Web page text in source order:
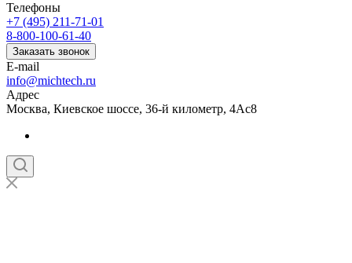
Телефоны
+7 (495) 211-71-01
8-800-100-61-40
Заказать звонок
E-mail
info@michtech.ru
Адрес
Москва, Киевское шоссе, 36-й километр, 4Ас8